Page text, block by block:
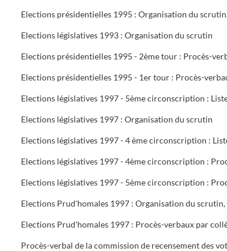
Elections législatives 1993 : Organisation du scrutin
Elections présidentielles 1995 - 2ème tour : Procès-
Elections présidentielles 1995 - 1er tour : Procès-
Elections législatives 1997 : Organisation du scrutin
Procès-verbal de la commission de recensement des